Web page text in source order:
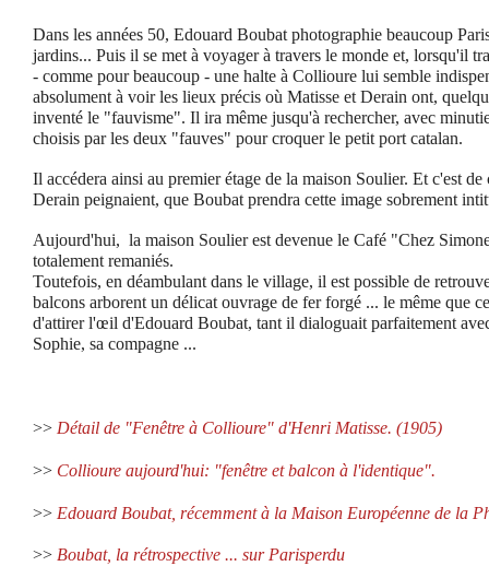
Dans les années 50, Edouard Boubat photographie beaucoup
jardins... Puis il se met à voyager à travers le monde et, lorsqu'il
- comme pour beaucoup - une halte à Collioure lui semble
absolument à voir les lieux précis où Matisse et Derain ont,
inventé le "fauvisme". Il ira même jusqu'à rechercher, avec
choisis par les deux "fauves" pour croquer le petit port catalan.
Il accédera ainsi au premier étage de la maison Soulier. Et c'est
Derain peignaient, que Boubat prendra cette image sobrement
Aujourd'hui, la maison Soulier est devenue le Café "Chez
totalement remaniés.
Toutefois, en déambulant dans le village, il est possible de
balcons arborent un délicat ouvrage de fer forgé ... le même que
d'attirer l'œil d'Edouard Boubat, tant il dialoguait parfaitement
Sophie, sa compagne ...
>> Détail de "Fenêtre à Collioure" d'Henri Matisse. (1905)
>> Collioure aujourd'hui: "fenêtre et balcon à l'identique".
>> Edouard Boubat, récemment à la Maison Européenne de la
>> Boubat, la rétrospective ... sur Parisperdu